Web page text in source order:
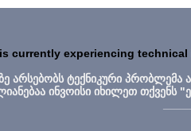
currently experiencing
არსებობს ტექნიკური პრობლემა
ინვოისი იხილეთ თქვენს